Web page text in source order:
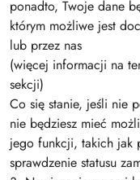
ponadto, Twoje dane
którym możliwe jest
lub przez nas
(więcej informacji na
sekcji)
Co się stanie, jeśli nie
nie będziesz mieć
jego funkcji, takich jak
sprawdzenie statusu